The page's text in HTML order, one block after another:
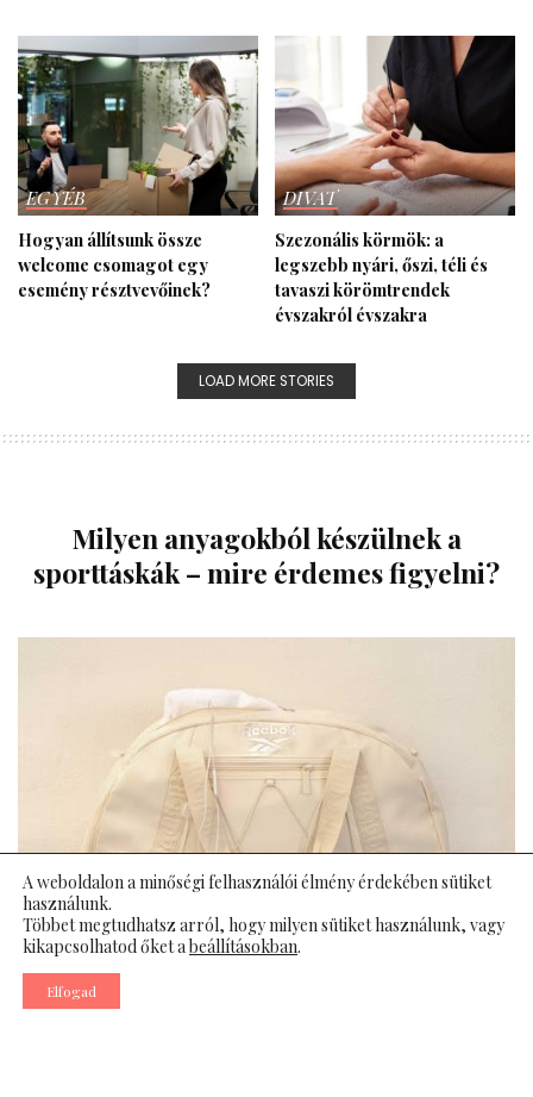
EGYÉB
Hogyan állítsunk össze
welcome csomagot egy
esemény résztvevőinek?
DIVAT
Szezonális körmök: a
legszebb nyári, őszi, téli és
tavaszi köröm­trendek
évszakról évszakra
LOAD MORE STORIES
Milyen anyagokból készülnek a
sporttáskák – mire érdemes figyelni?
Az aktív életmód elengedhetetlen kelléke a megfelelő
felszerelés, amelynek tárolása és szállítása
A weboldalon a minőségi felhasználói élmény érdekében sütiket
használunk.
Többet megtudhatsz arról, hogy milyen sütiket használunk, vagy
kikapcsolhatod őket abeállításokban.
Elfogad